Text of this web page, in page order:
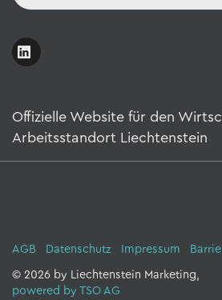
Offizielle Website für den
Arbeitsstandort Liechtenstein
AGB Datenschutz Impressum
© 2026 by Liechtenstein Marketing,
powered by TSO AG